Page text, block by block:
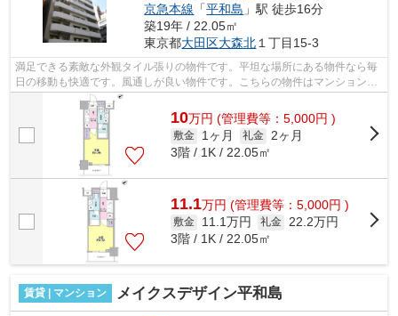
京急本線 「平和島 」駅 徒歩16分
築19年 / 22.05㎡
東京都大田区大森北 １丁目15-3
満足できる素敵な外観タイル張りの物件です。平坦な場所にある物件なら毎
日の移動も快適です。風通しが良い物件です。こちらの物件はマンションで
す。電車での移動がより便利になる、2...
10万円 (管理費等：5,000円 )
敷金 1ヶ月 礼金 2ヶ月
3階 / 1K / 22.05㎡
11.1万円 (管理費等：5,000円 )
敷金 11.1万円 礼金 22.2万円
3階 / 1K / 22.05㎡
賃貸 | マンション メイクスデザイン平和島